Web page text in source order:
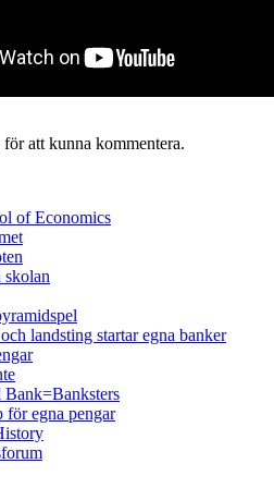
att kunna kommentera.
of Economics
skolan
landsting startar egna banker
för egna pengar